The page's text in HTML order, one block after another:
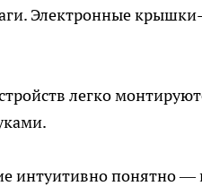
Электронные крышки-
легко
интуитивно понятно